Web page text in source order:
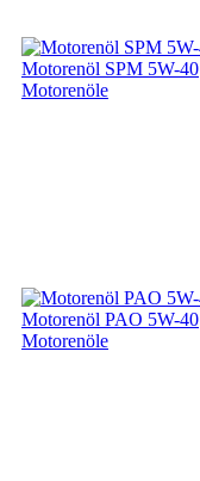
Motorenöl SPM 5W-40
Motorenöle
Motorenöl PAO 5W-40
Motorenöle